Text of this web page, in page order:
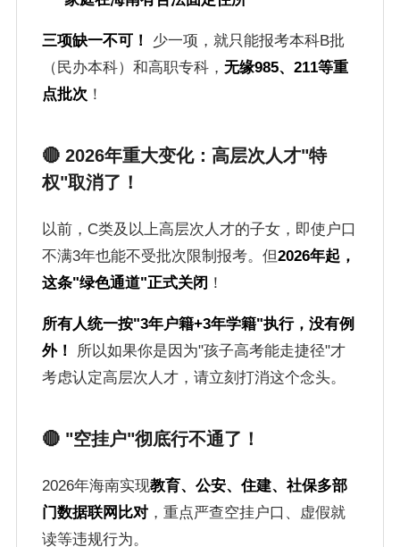
三项缺一不可！
少一项，就只能报考本科B批
（民办本科）和高职专科， 无缘985、211等重
点批次 ！
🔴 2026年重大变化：高层次人才"特
权"取消了！
以前，C类及以上高层次人才的子女，即使户口
不满3年也能不受批次限制报考。但2026年起，
这条"绿色通道"正式关闭 ！
所有人统一按"3年户籍+3年学籍"执行，没有例
外！
所以如果你是因为"孩子高考能走捷径"才
考虑认定高层次人才，请立刻打消这个念头。
🔴 "空挂户"彻底行不通了！
2026年海南实现教育、公安、住建、社保多部
门数据联网比对，重点严查空挂户口、虚假就
读等违规行为。